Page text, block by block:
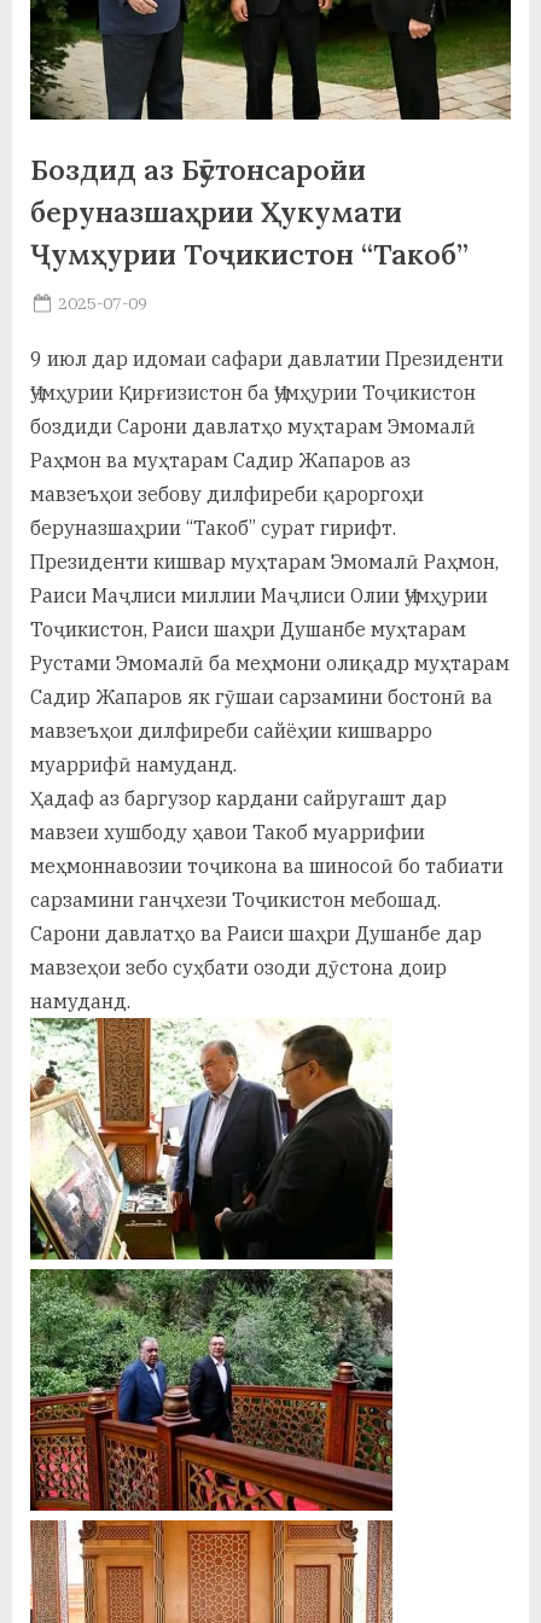
а
н
о
Н
и
р
у
с
р
а
Боздид аз Бӯстонсаройи
беруназшаҳрии Ҳукумати
Ҷумҳурии Тоҷикистон “Такоб”
Posted
2025-07-09
9 июл дар идомаи сафари давлатии Президенти
Ҷумҳурии Қирғизистон ба Ҷумҳурии Тоҷикистон
боздиди Сарони давлатҳо муҳтарам Эмомалӣ
Раҳмон ва муҳтарам Садир Жапаров аз
мавзеъҳои зебову дилфиреби қароргоҳи
беруназшаҳрии “Такоб” сурат гирифт.
Президенти кишвар муҳтарам Эмомалӣ Раҳмон,
Раиси Маҷлиси миллии Маҷлиси Олии Ҷумҳурии
Тоҷикистон, Раиси шаҳри Душанбе муҳтарам
Рустами Эмомалӣ ба меҳмони олиқадр муҳтарам
Садир Жапаров як гӯшаи сарзамини бостонӣ ва
мавзеъҳои дилфиреби сайёҳии кишварро
муаррифӣ намуданд.
Ҳадаф аз баргузор кардани сайругашт дар
мавзеи хушбоду ҳавои Такоб муаррифии
меҳмоннавозии тоҷикона ва шиносоӣ бо табиати
сарзамини ганҷхези Тоҷикистон мебошад.
Сарони давлатҳо ва Раиси шаҳри Душанбе дар
мавзеҳои зебо суҳбати озоди дӯстона доир
намуданд.